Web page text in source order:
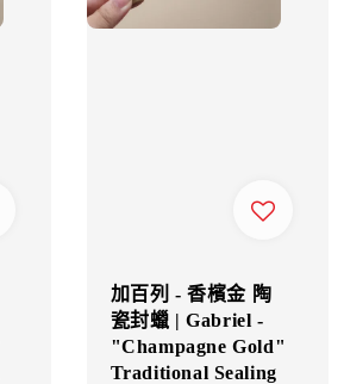
加百列 - 香檳金 陶
瓷封蠟 | Gabriel -
"Champagne Gold"
Traditional Sealing